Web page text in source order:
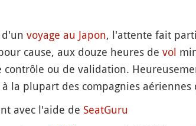
d'un voyage au Japon, l'attente fait
cause, aux douze heures de vol
ou de validation.
la plupart des compagnies
avec l'aide de SeatGuru